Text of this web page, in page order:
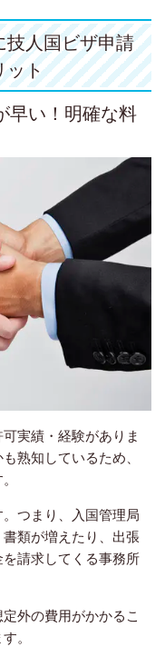
技人国ビザ申請
ット
早い！明確な料
実績・経験がありま
熟知しているため、
つまり、入国管理局
類が増えたり、出張
請求してくる事務所
外の費用がかかるこ
。